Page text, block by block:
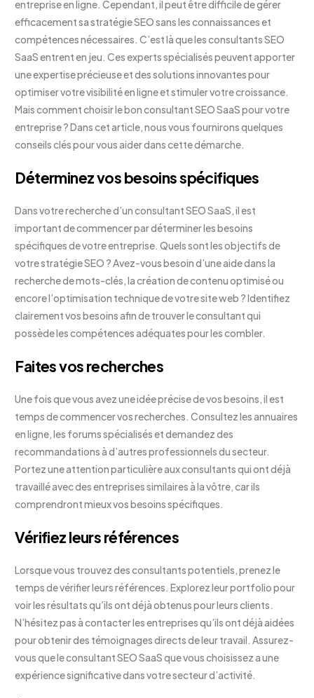
entreprise en ligne. Cependant, il peut être difficile de gérer
efficacement sa stratégie SEO sans les connaissances et
compétences nécessaires. C’est là que les consultants SEO
SaaS entrent en jeu. Ces experts spécialisés peuvent apporter
une expertise précieuse et des solutions innovantes pour
optimiser votre visibilité en ligne et stimuler votre croissance.
Mais comment choisir le bon consultant SEO SaaS pour votre
entreprise ? Dans cet article, nous vous fournirons quelques
conseils clés pour vous aider dans cette démarche.
Déterminez vos besoins spécifiques
Dans votre recherche d’un consultant SEO SaaS, il est
important de commencer par déterminer les besoins
spécifiques de votre entreprise. Quels sont les objectifs de
votre stratégie SEO ? Avez-vous besoin d’une aide dans la
recherche de mots-clés, la création de contenu optimisé ou
encore l’optimisation technique de votre site web ? Identifiez
clairement vos besoins afin de trouver le consultant qui
possède les compétences adéquates pour les combler.
Faites vos recherches
Une fois que vous avez une idée précise de vos besoins, il est
temps de commencer vos recherches. Consultez les annuaires
en ligne, les forums spécialisés et demandez des
recommandations à d’autres professionnels du secteur.
Portez une attention particulière aux consultants qui ont déjà
travaillé avec des entreprises similaires à la vôtre, car ils
comprendront mieux vos besoins spécifiques.
Vérifiez leurs références
Lorsque vous trouvez des consultants potentiels, prenez le
temps de vérifier leurs références. Explorez leur portfolio pour
voir les résultats qu’ils ont déjà obtenus pour leurs clients.
N’hésitez pas à contacter les entreprises qu’ils ont déjà aidées
pour obtenir des témoignages directs de leur travail. Assurez-
vous que le consultant SEO SaaS que vous choisissez a une
expérience significative dans votre secteur d’activité.